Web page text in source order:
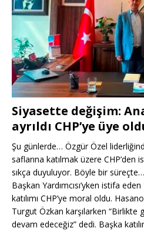
Siyasette değişim:
ayrıldı CHP’ye üye
Şu günlerde… Özgür Özel
saflarına katılmak üzere
sıkça duyuluyor. Böyle bir
Başkan Yardımcısı’yken istifa
katılımı CHP’ye moral oldu.
Turgut Özkan karşılarken “Birlikte
devam edeceğiz” dedi. Başka